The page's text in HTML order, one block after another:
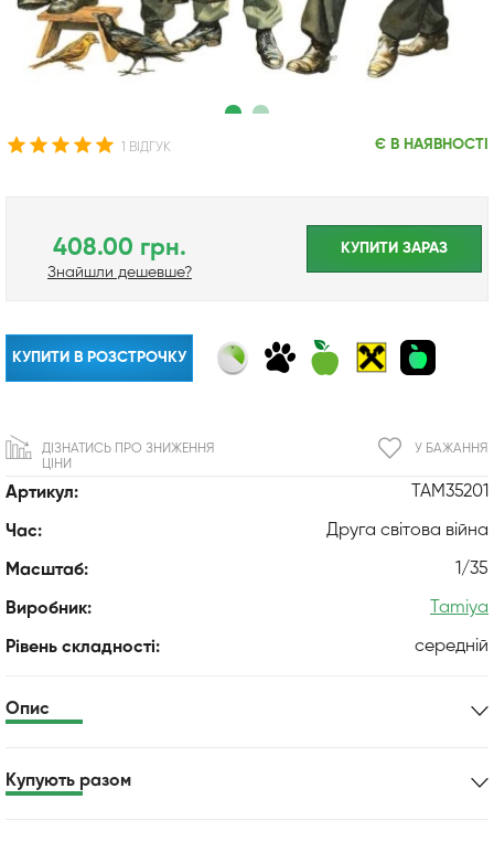
1 ВІДГУК Є В НАЯВНОСТІ
Артикул: TAM35201
Час: Друга світова війна
Масштаб: 1/35
Виробник: Tamiya
Рівень складності: середній
408.00 грн.
Знайшли дешевше?
КУПИТИ ЗАРАЗ
КУПИТИ В РОЗСТРОЧКУ
У БАЖАННЯ
ДІЗНАТИСЬ ПРО ЗНИЖЕННЯ
ЦІНИ
Опис
Купують разом